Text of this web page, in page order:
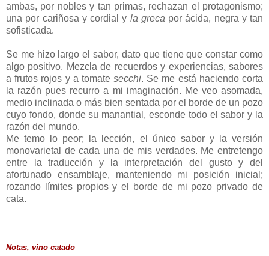
ambas, por nobles y tan primas, rechazan el protagonismo;
una por cariñosa y cordial y la greca por ácida, negra y tan
sofisticada.
Se me hizo largo el sabor, dato que tiene que constar como
algo positivo. Mezcla de recuerdos y experiencias, sabores
a frutos rojos y a tomatesecchi. Se me está haciendo corta
la razón pues recurro a mi imaginación. Me veo asomada,
medio inclinada o más bien sentada por el borde de un pozo
cuyo fondo, donde su manantial, esconde todo el sabor y la
razón del mundo.
Me temo lo peor; la lección, el único sabor y la versión
monovarietal de cada una de mis verdades. Me entretengo
entre la traducción y la interpretación del gusto y del
afortunado ensamblaje, manteniendo mi posición inicial;
rozando límites propios y el borde de mi pozo privado de
cata.
Notas, vino catado